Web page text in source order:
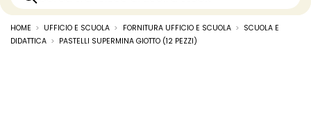
HOME UFFICIO E SCUOLA FORNITURA UFFICIO E SCUOLA
SCUOLA E
DIDATTICA
PASTELLI SUPERMINA GIOTTO (12 PEZZI)